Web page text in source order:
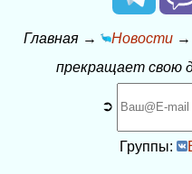
Главная→ Новости→
прекращает свою
➲
Группы: